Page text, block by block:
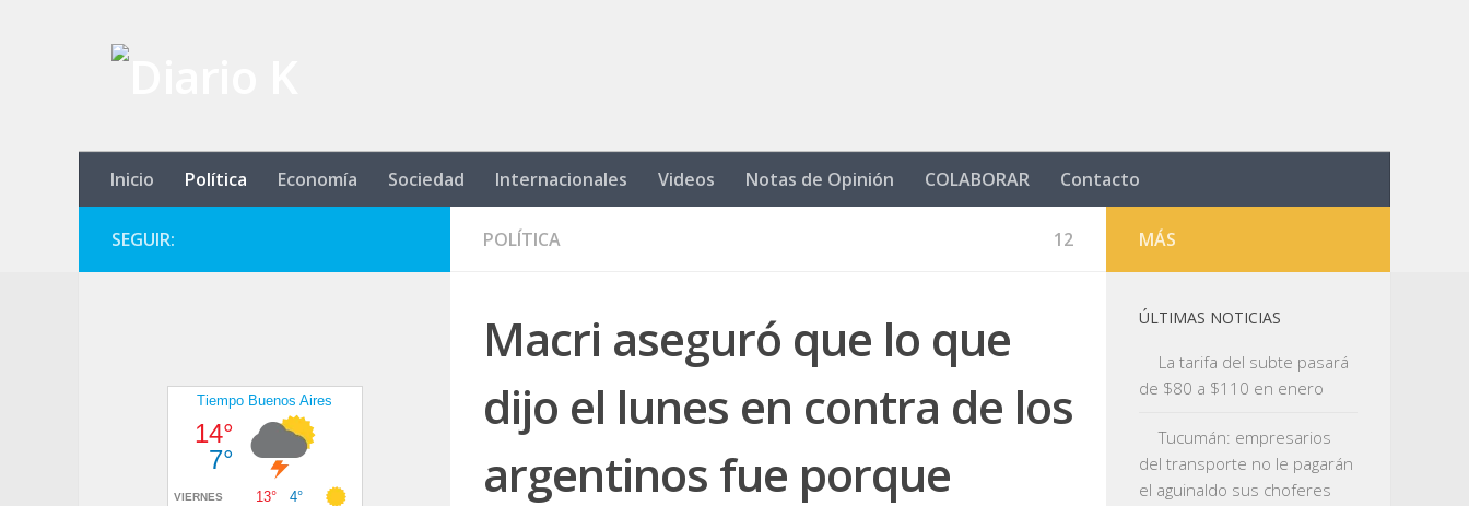
Inicio Política Economía Sociedad Internacionales Videos Notas de Opinión COLABORAR Contacto
POLÍTICA 12
Macri aseguró que lo que
dijo el lunes en contra de los
argentinos fue porque
SEGUIR: MÁS
ÚLTIMAS NOTICIAS
La tarifa del subte pasará
de $80 a $110 en enero
Tucumán: empresarios
del transporte no le pagarán
el aguinaldo sus choferes